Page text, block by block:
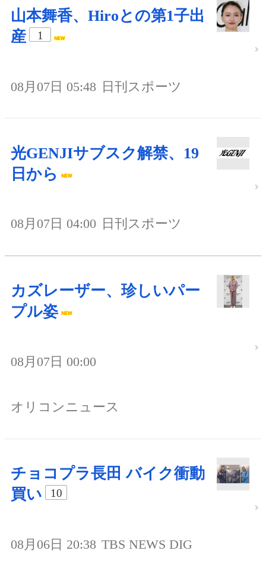
山本舞香、Hiroとの第1子出
産
1
08月07日 05:48 日刊スポーツ
光GENJIサブスク解禁、19
日から
08月07日 04:00 日刊スポーツ
カズレーザー、珍しいパー
プル姿
08月07日 00:00
オリコンニュース
チョコプラ長田 バイク衝動
買い
10
08月06日 20:38 TBS NEWS DIG